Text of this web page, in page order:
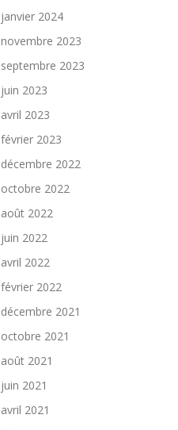
janvier 2024
novembre 2023
septembre 2023
juin 2023
avril 2023
février 2023
décembre 2022
octobre 2022
août 2022
juin 2022
avril 2022
février 2022
décembre 2021
octobre 2021
août 2021
juin 2021
avril 2021